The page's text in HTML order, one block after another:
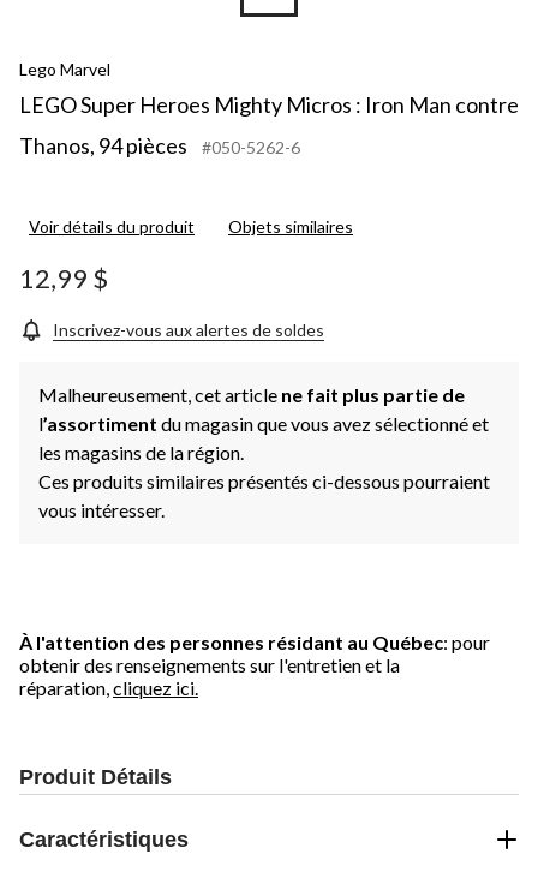
Lego Marvel
LEGO Super Heroes Mighty Micros : Iron Man contre
Thanos, 94 pièces
#050-5262-6
Voir détails du produit Objets similaires
12,99 $
Inscrivez-vous aux alertes de soldes
Malheureusement, cet article ne fait plus partie de
l’assortiment du magasin que vous avez sélectionné et
les magasins de la région.
Ces produits similaires présentés ci-dessous pourraient
vous intéresser.
À l'attention des personnes résidant au Québec: pour
obtenir des renseignements sur l'entretien et la
réparation, cliquez ici.
Produit Détails
Caractéristiques